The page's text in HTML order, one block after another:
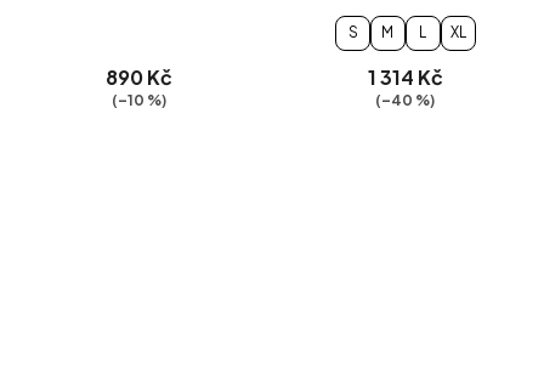
890 Kč
(–10 %)
S M L XL
1 314 Kč
(–40 %)